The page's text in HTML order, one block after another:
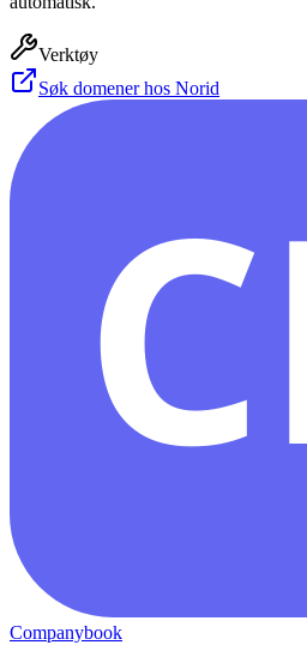
Verktøy
Søk domener hos Norid
Companybook